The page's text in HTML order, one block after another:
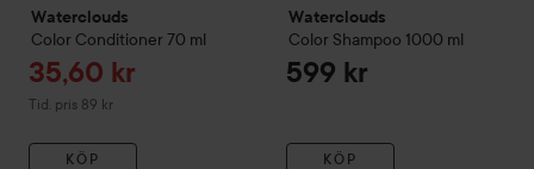
Waterclouds
Color Conditioner 70 ml
Reapris
35,60 kr
Tid. pris 89 kr
Tidigare pris 89 kr
KÖP
Waterclouds
Color Shampoo 1000 ml
599 kr
KÖP